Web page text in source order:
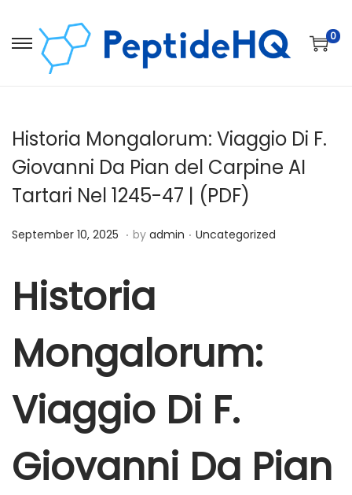
0
Historia Mongalorum: Viaggio Di F.
Giovanni Da Pian del Carpine AI
Tartari Nel 1245-47 | (PDF)
Posted on
September 10, 2025 D
c
b
e
2
. by admin . Posted in
Uncategorized
Historia
Mongalorum:
Viaggio Di F.
Giovanni Da Pian